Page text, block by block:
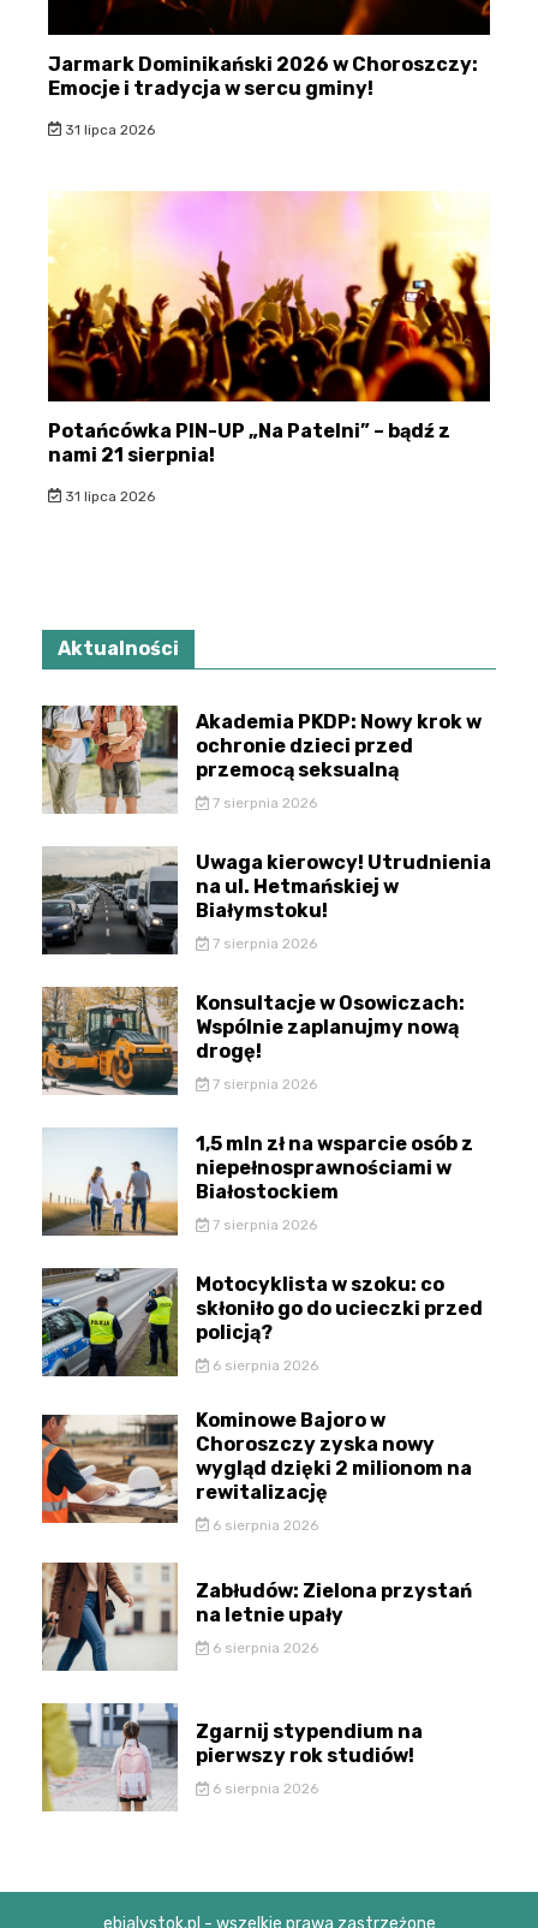
Jarmark Dominikański 2026 w Choroszczy:
Emocje i tradycja w sercu gminy!
31 lipca 2026
Potańcówka PIN-UP „Na Patelni” – bądź z
nami 21 sierpnia!
31 lipca 2026
Aktualności
Akademia PKDP: Nowy krok w
ochronie dzieci przed
przemocą seksualną
7 sierpnia 2026
Uwaga kierowcy! Utrudnienia
na ul. Hetmańskiej w
Białymstoku!
7 sierpnia 2026
Konsultacje w Osowiczach:
Wspólnie zaplanujmy nową
drogę!
7 sierpnia 2026
1,5 mln zł na wsparcie osób z
niepełnosprawnościami w
Białostockiem
7 sierpnia 2026
Motocyklista w szoku: co
skłoniło go do ucieczki przed
policją?
6 sierpnia 2026
Kominowe Bajoro w
Choroszczy zyska nowy
wygląd dzięki 2 milionom na
rewitalizację
6 sierpnia 2026
Zabłudów: Zielona przystań
na letnie upały
6 sierpnia 2026
Zgarnij stypendium na
pierwszy rok studiów!
6 sierpnia 2026
ebialystok.pl - wszelkie prawa zastrzeżone